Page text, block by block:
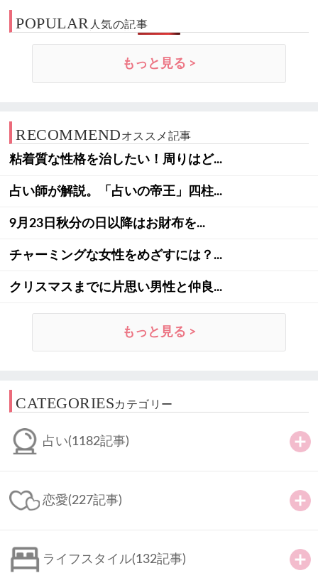
POPULAR 人気の記事
もっと見る >
RECOMMENDオススメ記事
粘着質な性格を治したい！周りはど...
占い師が解説。「占いの帝王」四柱...
9月23日秋分の日以降はお財布を...
チャーミングな女性をめざすには？...
クリスマスまでに片思い男性と仲良...
もっと見る >
CATEGORIESカテゴリー
占い(1182記事)
恋愛(227記事)
ライフスタイル(132記事)